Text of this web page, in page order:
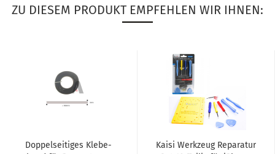
ZU DIESEM PRODUKT EMPFEHLEN WIR IHNEN:
Dop­pel­sei­ti­ges Kle­be­
Kaisi Werk­zeug Re­pa­ra­tur